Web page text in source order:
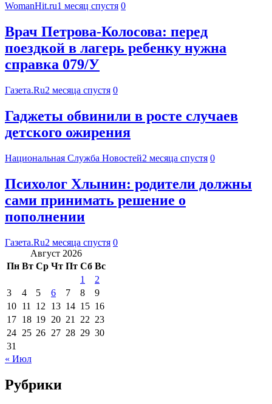
WomanHit.ru1 месяц спустя 0
Врач Петрова-Колосова: перед
поездкой в лагерь ребенку нужна
справка 079/У
Газета.Ru2 месяца спустя 0
Гаджеты обвинили в росте случаев
детского ожирения
Национальная Служба Новостей2 месяца спустя 0
Психолог Хлынин: родители должны
сами принимать решение о
пополнении
Газета.Ru2 месяца спустя 0
Август 2026
Пн Вт Ср Чт Пт Сб Вс
1
2
3
4 5 6 7 8
9
10 11 12 13 14 15 16
17 18 19 20 21 22 23
24 25 26 27 28 29 30
31
« Июл
Рубрики